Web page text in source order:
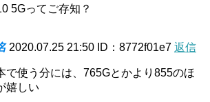
5Gってご存知？
2020.07.25 21:50 ID：8772f01e7 返信
で使う分には、765Gとかより855のほ
嬉しい